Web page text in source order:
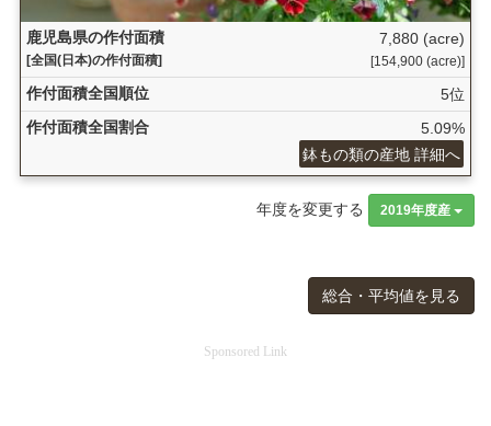
鹿児島県の作付面積
[全国(日本)の作付面積]
7,880 (acre)
[154,900 (acre)]
作付面積全国順位
5位
作付面積全国割合
5.09%
鉢もの類の産地 詳細へ
年度を変更する 2019年度産
総合・平均値を見る
Sponsored Link